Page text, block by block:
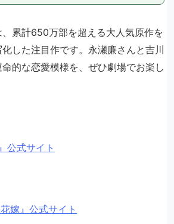
累計650万部を超える大人気原作を
した注目作です。永瀬廉さんと吉川
的な恋愛模様を、ぜひ劇場でお楽し
公式サイト
嫁』公式サイト